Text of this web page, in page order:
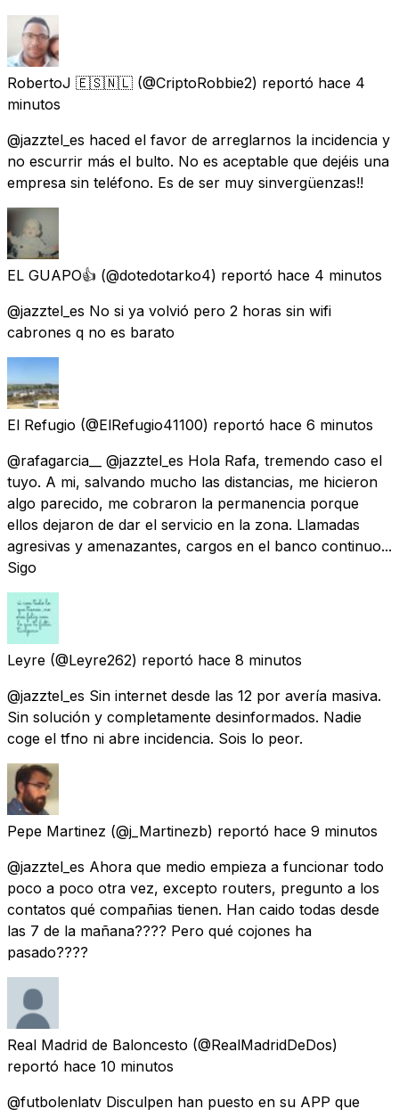
RobertoJ 🇪🇸🇳🇱 (@CriptoRobbie2) reportó hace 4
minutos
@jazztel_es haced el favor de arreglarnos la incidencia y
no escurrir más el bulto. No es aceptable que dejéis una
empresa sin teléfono. Es de ser muy sinvergüenzas!!
EL GUAPO👍 (@dotedotarko4) reportó hace 4 minutos
@jazztel_es No si ya volvió pero 2 horas sin wifi
cabrones q no es barato
El Refugio (@ElRefugio41100) reportó hace 6 minutos
@rafagarcia__ @jazztel_es Hola Rafa, tremendo caso el
tuyo. A mi, salvando mucho las distancias, me hicieron
algo parecido, me cobraron la permanencia porque
ellos dejaron de dar el servicio en la zona. Llamadas
agresivas y amenazantes, cargos en el banco continuo...
Sigo
Leyre (@Leyre262) reportó hace 8 minutos
@jazztel_es Sin internet desde las 12 por avería masiva.
Sin solución y completamente desinformados. Nadie
coge el tfno ni abre incidencia. Sois lo peor.
Pepe Martinez (@j_Martinezb) reportó hace 9 minutos
@jazztel_es Ahora que medio empieza a funcionar todo
poco a poco otra vez, excepto routers, pregunto a los
contatos qué compañias tienen. Han caido todas desde
las 7 de la mañana???? Pero qué cojones ha
pasado????
Real Madrid de Baloncesto (@RealMadridDeDos)
reportó hace 10 minutos
@futbolenlatv Disculpen han puesto en su APP que